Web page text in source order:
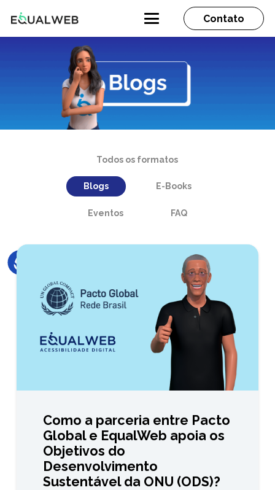
Contato
Todos os formatos
Blogs E-Books
Eventos FAQ
Como a parceria entre Pacto
Global e EqualWeb apoia os
Objetivos do
Desenvolvimento
Sustentável da ONU (ODS)?